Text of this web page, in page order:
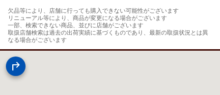
欠品等により、店舗に行っても購入できない可能性がございます
リニューアル等により、商品が変更になる場合がございます
一部、検索できない商品、並びに店舗がございます
取扱店舗検索は過去の出荷実績に基づくものであり、最新の取扱状況とは異
なる場合がございます